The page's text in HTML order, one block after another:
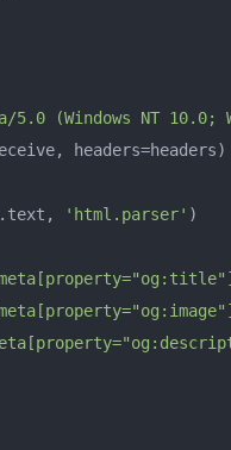
5.0 (Windows NT 10.0;
headers=headers)
'html.parser' )